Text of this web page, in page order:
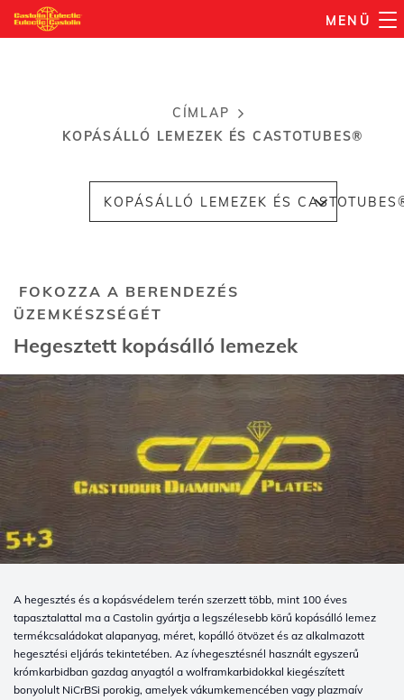
Ugrás
a
MENÜ
Morzsa
CÍMLAP
KOPÁSÁLLÓ LEMEZEK ÉS CASTOTUBES®
KOPÁSÁLLÓ LEMEZEK ÉS
FOKOZZA A BERENDEZÉS
ÜZEMKÉSZSÉGÉT
Hegesztett kopásálló lemezek
A hegesztés és a kopásvédelem terén szerzett több, mint 100 éves
tapasztalattal ma a Castolin gyártja a legszélesebb körű kopásálló lemez
termékcsaládokat alapanyag, méret, kopálló ötvözet és az alkalmazott
hegesztési eljárás tekintetében. Az ívhegesztésnél használt egyszerű
krómkarbidban gazdag anyagtól a wolframkarbidokkal kiegészített
bonyolult NiCrBSi porokig, amelyek vákumkemencében vagy plazmaív